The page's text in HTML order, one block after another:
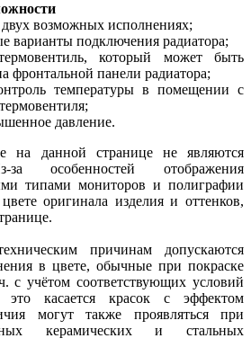
возможных исполнениях;
варианты подключения радиатора;
который может быть
фронтальной панели радиатора;
температуры в помещении с
давление.
на данной странице не являются
за особенностей отображения
типами мониторов и полиграфии
оригинала изделия и оттенков,
причинам допускаются
в цвете, обычные при покраске
с учётом соответствующих условий
это касается красок с эффектом
могут также проявляться при
керамических и стальных